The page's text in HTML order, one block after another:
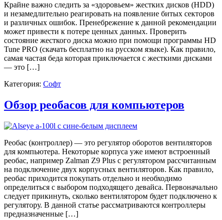
Крайне важно следить за «здоровьем» жестких дисков (HDD)
и незамедлительно реагировать на появление битых секторов
и различных ошибок. Пренебрежение к данной рекомендации
может привести к потере ценных данных. Проверить
состояние жесткого диска можно при помощи программы HD
Tune PRO (скачать бесплатно на русском языке). Как правило,
самая частая беда которая приключается с жесткими дисками
— это […]
Категория: Софт
Обзор реобасов для компьютеров
Реобас (контроллер) — это регулятор оборотов вентиляторов
для компьютера. Некоторые корпуса уже имеют встроенный
реобас, например Zalman Z9 Plus с регулятором рассчитанным
на подключение двух корпусных вентиляторов. Как правило,
реобас приходится покупать отдельно и необходимо
определиться с выбором подходящего девайса. Первоначально
следует прикинуть, сколько вентилятором будет подключено к
регулятору. В данной статье рассматриваются контроллеры
предназначенные […]